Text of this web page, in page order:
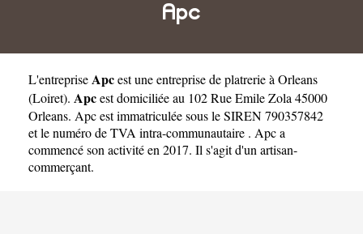
Apc
L'entrepriseApcest uneentreprise de platrerie à Orleans
(Loiret). Apcest domiciliée au 102 Rue Emile Zola 45000
Orleans. Apc est immatriculée sous le SIREN 790357842
et le numéro de TVA intra-communautaire . Apc a
commencé son activité en 2017. Il s'agit d'un artisan-
commerçant.